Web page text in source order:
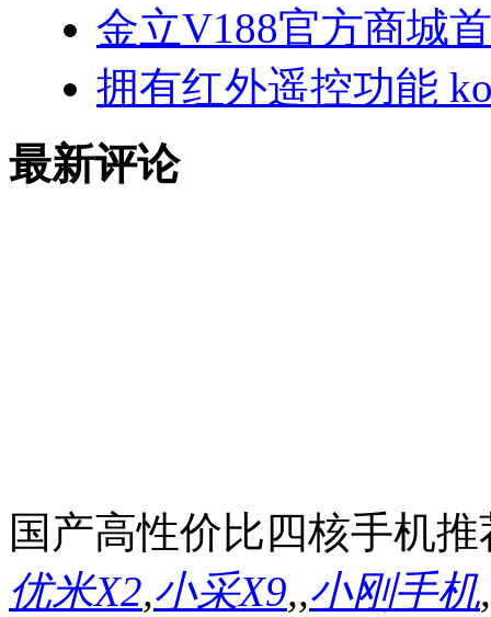
金立V188官方商城
拥有红外遥控功能
最新评论
国产高性价比四核手机推
优米X2,小采X9,,小刚手机,